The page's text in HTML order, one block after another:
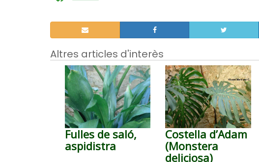
Altres articles d'interès
Fulles de saló,
aspidistra
Costella d’Adam
(Monstera
deliciosa)